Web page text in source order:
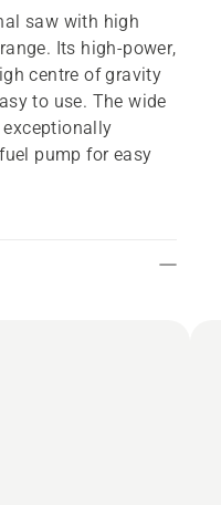
saw with high
Its high-power,
centre of gravity
to use. The wide
pump for easy